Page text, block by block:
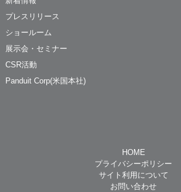
プレスリリース
ショールーム
展示会・セミナー
CSR活動
Panduit Corp(米国本社)
HOME
プライバシーポリシー
サイト利用について
お問い合わせ